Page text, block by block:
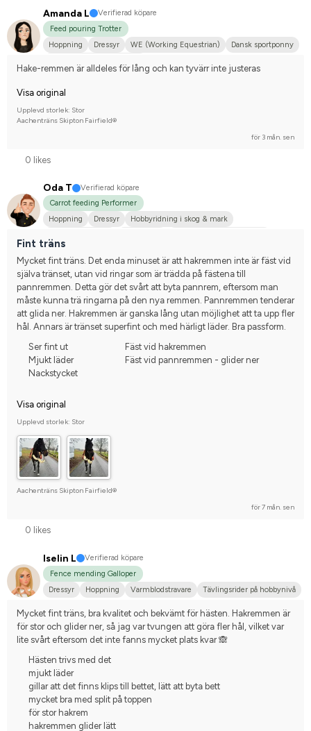
Amanda L
Verifierad köpare
Feed pouring Trotter
Hoppning
Dressyr WE (Working Equestrian)
Dansk sportponny
Hake-remmen är alldeles för lång och kan tyvärr inte justeras
Visa original
Upplevd storlek: Stor
Aachenträns Skipton Fairfield®
för 3 mån. sen
0 likes
Oda T
Verifierad köpare
Carrot feeding Performer
Hoppning
Dressyr
Hobbyridning i skog & mark
Fint träns
Mycket fint träns. Det enda minuset är att hakremmen inte är fäst vid
själva tränset, utan vid ringar som är trädda på fästena till
pannremmen. Detta gör det svårt att byta pannrem, eftersom man
måste kunna trä ringarna på den nya remmen. Pannremmen tenderar
att glida ner. Hakremmen är ganska lång utan möjlighet att ta upp fler
hål. Annars är tränset superfint och med härligt läder. Bra passform.
Ser fint ut
Mjukt läder
Nackstycket
Fäst vid hakremmen
Fäst vid pannremmen - glider ner
Visa original
Upplevd storlek: Stor
Aachenträns Skipton Fairfield®
för 7 mån. sen
0 likes
Iselin L
Verifierad köpare
Fence mending Galloper
Dressyr
Hoppning Varmblodstravare Tävlingsrider på hobbynivå
Mycket fint träns, bra kvalitet och bekvämt för hästen. Hakremmen är
för stor och glider ner, så jag var tvungen att göra fler hål, vilket var
lite svårt eftersom det inte fanns mycket plats kvar 🙈
Hästen trivs med det
mjukt läder
gillar att det finns klips till bettet, lätt att byta bett
mycket bra med split på toppen
för stor hakrem
hakremmen glider lätt